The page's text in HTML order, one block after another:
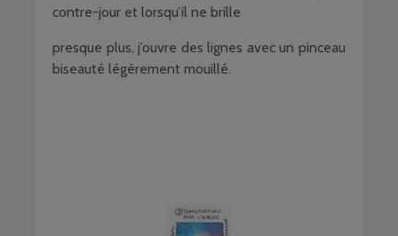
contre-jour et lorsqu’il ne brille
presque plus, j’ouvre des lignes avec un pinceau
biseauté légèrement mouillé.